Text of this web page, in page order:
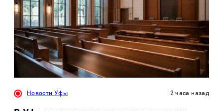
Новости Уфы 2 часа назад